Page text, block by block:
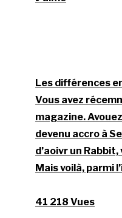
Les différences
Vous avez
magazine.
devenu accro à
d’aoivr un
Mais voilà, parmi
41 218 Vues